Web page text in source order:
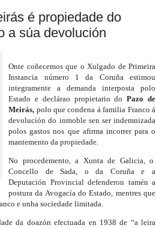
é propiedade do
a súa devolución
Onte coñecemos que o Xulgado de Primeira
Instancia número 1 da Coruña estimou
integramente a demanda interposta polo
Estado e declárao propietario doPazo de
Meirás, polo que condena á familia Franco á
devolución do inmoble sen ser indemnizada
polos gastos nos que afirma incorrer para o
mantemento da propiedade.
No procedemento, a Xunta de Galicia, o
Concello de Sada, o da Coruña e a
Deputación Provincial defenderon tamén a
postura da Avogacía do Estado, mentres que
e unha sociedade limitada.
da doazón efectuada en 1938 de “a leira